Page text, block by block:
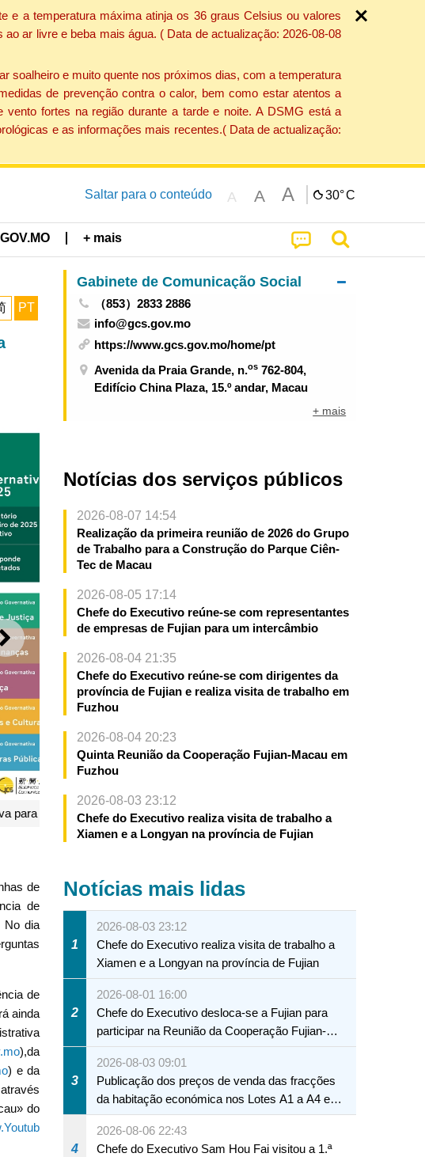
e a temperatura máxima atinja os 36 graus Celsius ou valores
ar livre e beba mais água. ( Data de actualização: 2026-08-08
soalheiro e muito quente nos próximos dias, com a temperatura
de prevenção contra o calor, bem como estar atentos a
fortes na região durante a tarde e noite. A DSMG está a
e as informações mais recentes.( Data de actualização:
Saltar para o conteúdo A A A 30°C
GOV.MO + mais
PT
SEGUINTE
de
de
No dia
de
ainda
),da
) e da
do
Gabinete de Comunicação Social
（853）2833 2886
info@gcs.gov.mo
https://www.gcs.gov.mo/home/pt
Avenida da Praia Grande, n.os 762-804,
Edifício China Plaza, 15.º andar, Macau
+ mais
Notícias dos serviços públicos
2026-08-07 14:54
Realização da primeira reunião de 2026 do Grupo
de Trabalho para a Construção do Parque Ciên-
Tec de Macau
2026-08-05 17:14
Chefe do Executivo reúne-se com representantes
de empresas de Fujian para um intercâmbio
2026-08-04 21:35
Chefe do Executivo reúne-se com dirigentes da
província de Fujian e realiza visita de trabalho em
Fuzhou
2026-08-04 20:23
Quinta Reunião da Cooperação Fujian-Macau em
Fuzhou
2026-08-03 23:12
Chefe do Executivo realiza visita de trabalho a
Xiamen e a Longyan na província de Fujian
Notícias mais lidas
1
2026-08-03 23:12
Chefe do Executivo realiza visita de trabalho a
Xiamen e a Longyan na província de Fujian
2
2026-08-01 16:00
Chefe do Executivo desloca-se a Fujian para
participar na Reunião da Cooperação Fujian-
Macau
3
2026-08-03 09:01
Publicação dos preços de venda das fracções
da habitação económica nos Lotes A1 a A4 e
A12 da Zona A dos Novos Aterros
4
2026-08-06 22:43
Chefe do Executivo Sam Hou Fai visitou a 1.ª